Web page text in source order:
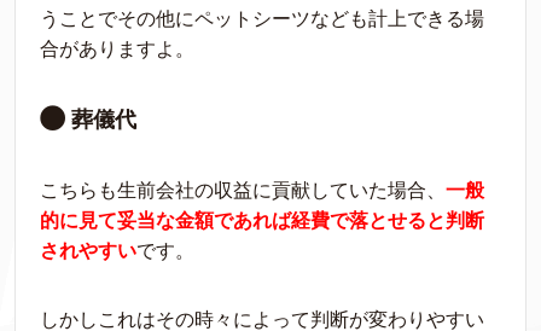
うことでその他にペットシーツなども計上できる場
合がありますよ。
葬儀代
こちらも生前会社の収益に貢献していた場合、 一般
的に見て妥当な金額であれば経費で落とせると判断
されやすいです。
しかしこれはその時々によって判断が変わりやすい